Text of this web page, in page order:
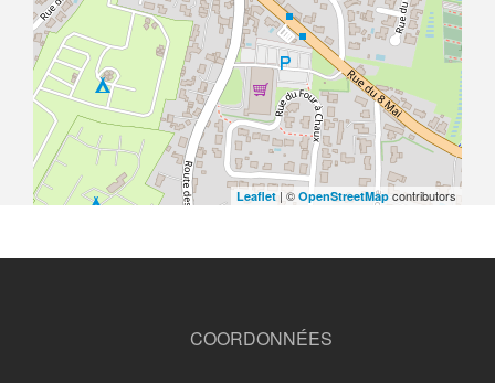
Leaflet | © OpenStreetMap contributors
COORDONNÉES